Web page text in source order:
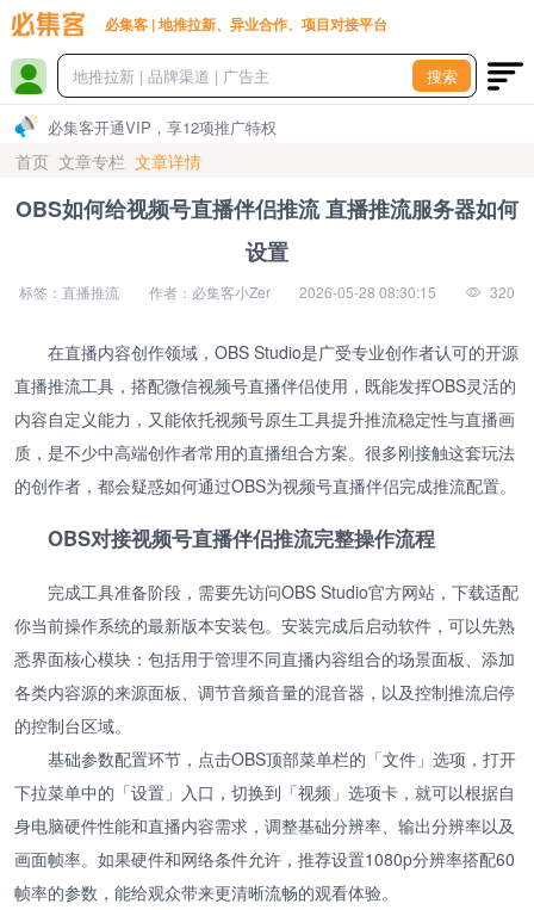
必集客 | 地推拉新、异业合作、项目对接平台
搜索
必集客开通VIP，享12项推广特权
首页 文章专栏 文章详情
OBS如何给视频号直播伴侣推流 直播推流服务器如何
设置
标签：直播推流 作者：必集客小Zer 2026-05-28 08:30:15 320
在直播内容创作领域，OBS Studio是广受专业创作者认可的开源
直播推流工具，搭配微信视频号直播伴侣使用，既能发挥OBS灵活的
内容自定义能力，又能依托视频号原生工具提升推流稳定性与直播画
质，是不少中高端创作者常用的直播组合方案。很多刚接触这套玩法
的创作者，都会疑惑如何通过OBS为视频号直播伴侣完成推流配置。
OBS对接视频号直播伴侣推流完整操作流程
完成工具准备阶段，需要先访问OBS Studio官方网站，下载适配
你当前操作系统的最新版本安装包。安装完成后启动软件，可以先熟
悉界面核心模块：包括用于管理不同直播内容组合的场景面板、添加
各类内容源的来源面板、调节音频音量的混音器，以及控制推流启停
的控制台区域。
基础参数配置环节，点击OBS顶部菜单栏的「文件」选项，打开
下拉菜单中的「设置」入口，切换到「视频」选项卡，就可以根据自
身电脑硬件性能和直播内容需求，调整基础分辨率、输出分辨率以及
画面帧率。如果硬件和网络条件允许，推荐设置1080p分辨率搭配60
帧率的参数，能给观众带来更清晰流畅的观看体验。